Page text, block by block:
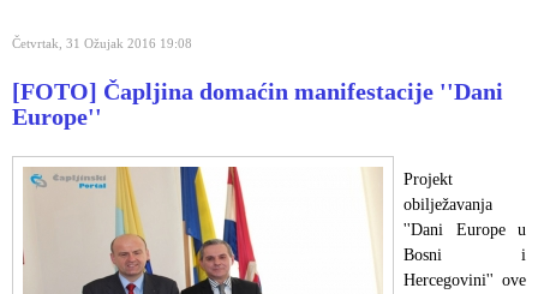
Četvrtak, 31 Ožujak 2016 19:08
[FOTO] Čapljina domaćin manifestacije ''Dani
Europe''
Projekt
obilježavanja
''Dani Europe u
Bosni i
Hercegovini'' ove